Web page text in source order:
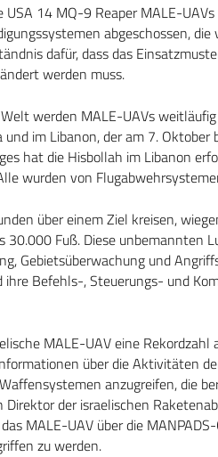
14 MQ-9 Reaper MALE-
abgeschossen,
dafür, dass das
werden muss.
werden MALE-UAVs
im Libanon, der am 7.
hat die Hisbollah im Libanon
wurden von
über einem Ziel kreisen,
Fuß. Diese unbemannten
Gebietsüberwachung und
ihre Befehls-, Steuerungs- und
MALE-UAV eine
über die Aktivitäten
anzugreifen, die
Direktor der israelischen
MALE-UAV über die
zu werden.